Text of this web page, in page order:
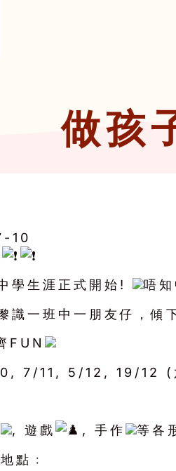
做孩
10
學生涯正式開始!
唔
識一班中一朋友仔，傾
FUN
7/11, 5/12, 19/12 (
, 遊戲 , 手作
等各
點﹕